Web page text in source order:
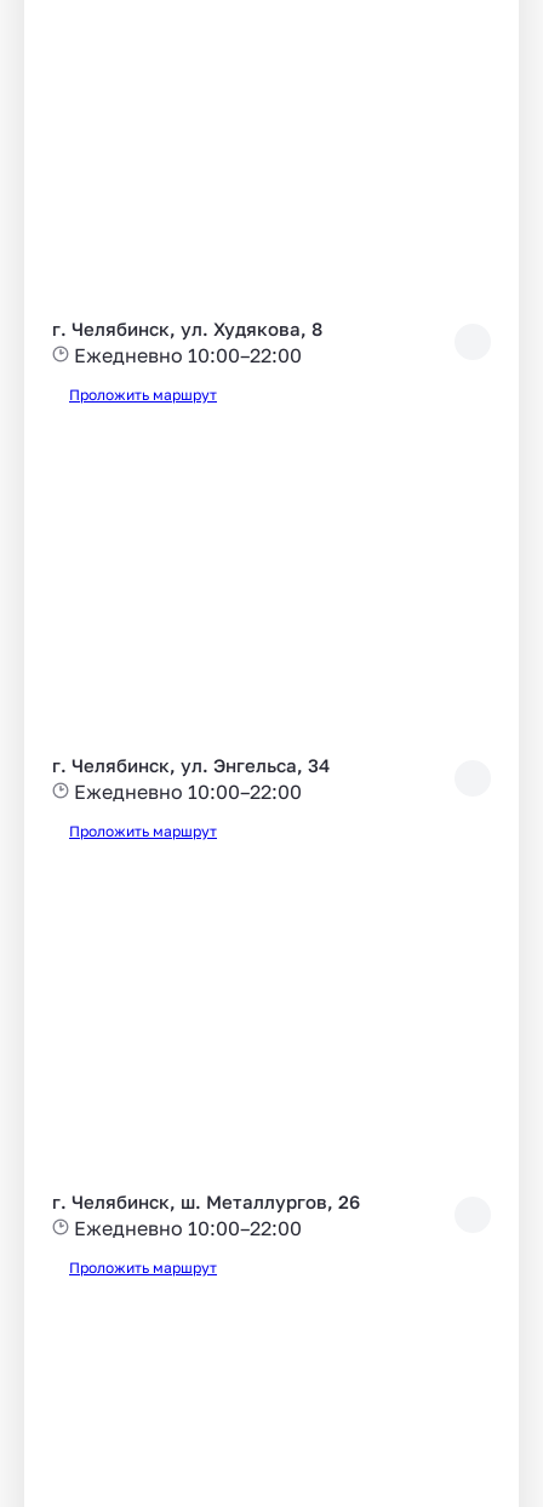
г. Челябинск, ул. Худякова, 8
Ежедневно 10:00–22:00
Проложить маршрут
г. Челябинск, ул. Энгельса, 34
Ежедневно 10:00–22:00
Проложить маршрут
г. Челябинск, ш. Металлургов, 26
Ежедневно 10:00–22:00
Проложить маршрут